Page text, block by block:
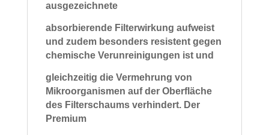
ausgezeichnete
absorbierende Filterwirkung aufweist
und zudem besonders resistent gegen
chemische Verunreinigungen ist und
gleichzeitig die Vermehrung von
Mikroorganismen auf der Oberfläche
des Filterschaums verhindert. Der
Premium